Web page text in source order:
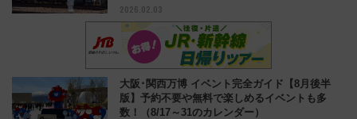
2026.02.03
大阪･関西万博 イベント完全ガイド【8月後半
版】予約不要や無料で楽しめるイベントも多
数！（8/17～31のカレンダー）